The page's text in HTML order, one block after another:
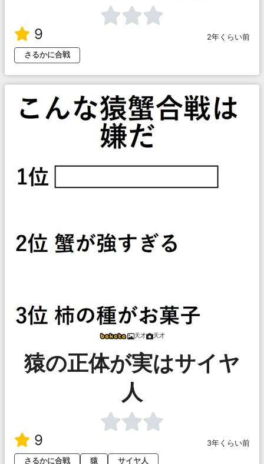
9
2年くらい前
さるかに合戦
天才 天才
猿の正体が実はサイヤ
人
9
3年くらい前
さるかに合戦
猿 サイヤ人